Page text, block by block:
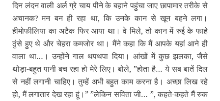
दिन लंदन वाली अर्ल ग्रे चाय पीने के बहाने पहुंचा जाए छापामार तरीके से
अचानक?मन बन ही रहा था, कि उनके कान से खून बहने लगा।
हीमोफीलिया का अटैक फिर आया था। वे मिले, तो कान में रुई के फाहे
ठुंसे हुए थे और चेहरा कमजोर था। मैंने कहा कि मैं आपके यहां आने ही
वाला था…। उन्‍होंने गाल थपथपा दिया। आंखों में कुछ झलका, जैसे
थोड़ा-बहुत पानी बच रहा हो मेरे लिए। बोले, ”होता है… ये सब बातें दिल
से नहीं लगानी चाहिए। तुम्‍हें अभी बहुत काम करना है। अच्‍छा लिख रहे
हो, मैं लगातार देख रहा हूं।” ”लेकिन सविता जी… ”, कहते-कहते मैं रुक